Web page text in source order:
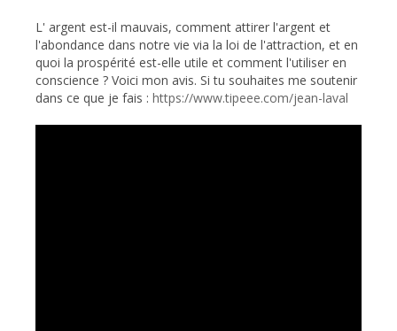
L' argent est-il mauvais, comment attirer l'argent et
l'abondance dans notre vie via la loi de l'attraction, et en
quoi la prospérité est-elle utile et comment l'utiliser en
conscience ? Voici mon avis. Si tu souhaites me soutenir
dans ce que je fais : https://www.tipeee.com/jean-laval